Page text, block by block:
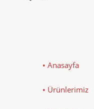
• Anasayfa
• Ürünlerimiz